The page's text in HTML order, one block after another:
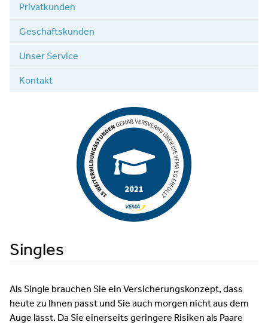
Privatkunden
Geschäftskunden
Unser Service
Kontakt
Singles
Als Single brauchen Sie ein Versicherungskonzept, dass
heute zu Ihnen passt und Sie auch morgen nicht aus dem
Auge lässt. Da Sie einerseits geringere Risiken als Paare